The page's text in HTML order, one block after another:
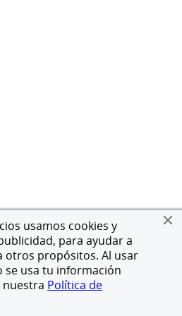
usamos cookies y
para ayudar a
otros propósitos. Al usar
se usa tu información
nuestra Política de